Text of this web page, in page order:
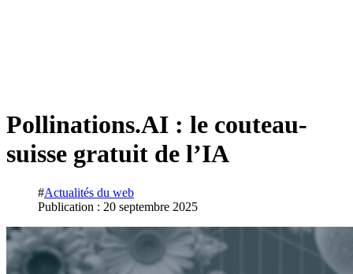
Pollinations.AI : le couteau-
suisse gratuit de l’IA
#Actualités du web
Publication : 20 septembre 2025